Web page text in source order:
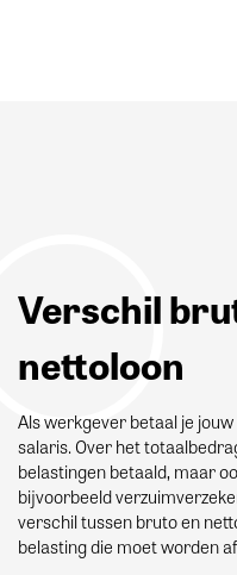
Verschil
nettoloon
Als werkgever betaal je
salaris. Over het
belastingen betaald, maar
bijvoorbeeld
verschil tussen bruto en
belasting die moet worden